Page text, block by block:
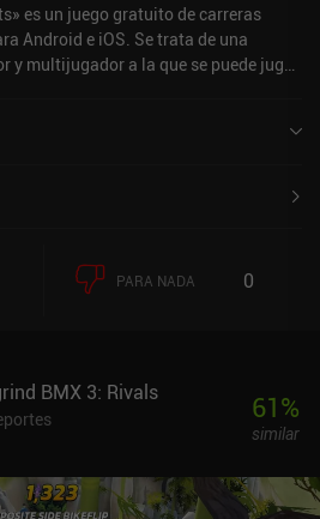
es un juego gratuito de carreras
Android e iOS. Se trata de una
y multijugador a la que se puede jugar
2025 y tiene actualmente una
PARA NADA 0
BMX 3: Rivals 61%
similar